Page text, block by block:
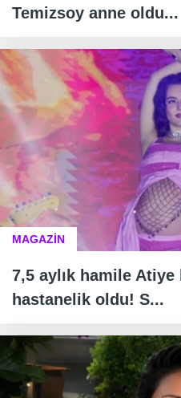
Temizsoy anne oldu...
MAGAZİN
7,5 aylık hamile
hastanelik oldu! S...